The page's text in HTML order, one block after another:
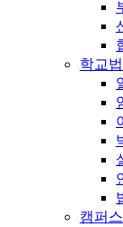
학교
캠퍼